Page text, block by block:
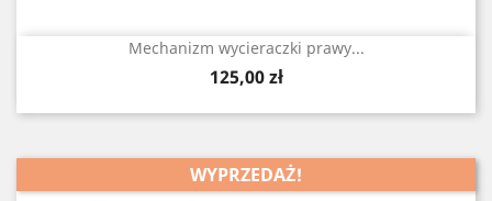
Mechanizm wycieraczki prawy...
Cena
125,00 zł
WYPRZEDAŻ!